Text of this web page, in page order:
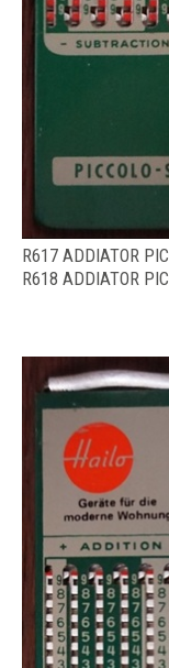
R617 ADDIATOR
R618 ADDIATOR